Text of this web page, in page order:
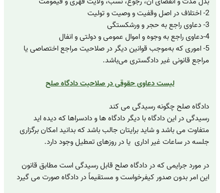
2- اختلاف در اصل وقفیت و وصیت و تولیت
3- دعاوی راجع به حجر و ورشکستگی
4-دعاوی راجع به وجوه و اموال عمومی و دولتی و انفال
5- اموری که به‌موجب قوانین دیگر در صلاحیت مراجع اختصاصی یا
مراجع قانونی غیر دادگستری می‌باشد.
لیست دعاوی حقوقی در صلاحیت دادگاه صلح
دادگاه صلح چگونه رسیدگی می کند
رسیدگی در این دادگاه با دیگر دادگاه ها و دادسراها که دیده اید
متفاوت می باشد و شاید برایتان جالب باشد که بدانید امکان برگزاری
جلسه در ساعات غیر اداری یا در روزهای تعطیل وجود دارد.
در مورد جرایمی که در دادگاه صلح قابل رسیدگی است مطابق قانون
این امر بدون صدور کیفرخواست و مستقیماً در دادگاه صورت می گیرد